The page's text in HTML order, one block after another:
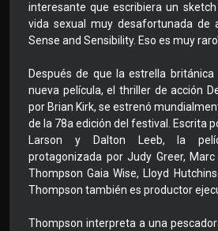
interesante que escribiera un
vida sexual muy desafortunada de
Sense and Sensibility. Eso es muy
Después de que la estrella
nueva película, el thriller de acción
por Brian Kirk, se estrenó
de la 78a edición del festival. Escrita
Larson y Dalton Leeb, la
protagonizada por Judy Greer,
Thompson Gaia Wise, Lloyd
Thompson también es productor
Thompson interpreta a una